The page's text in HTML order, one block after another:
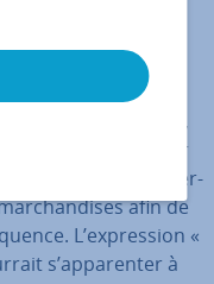
« First In, First Out »,
du stockage pour
FIFO consiste à dé­ter­
afin de
L’ex­pres­sion «
s’ap­pa­ren­ter à